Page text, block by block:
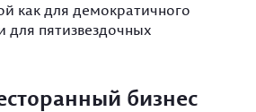
как для демократичного
для пятизвездочных
бизнес